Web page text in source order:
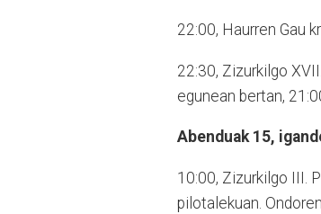
22:00, Haurren Gau
22:30, Zizurkilgo
egunean bertan,
Abenduak 15,
10:00, Zizurkilgo III.
pilotalekuan.